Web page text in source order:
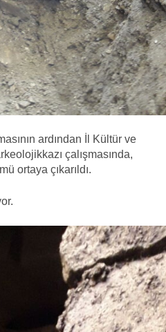
ardından İl Kültür ve
çalışmasında,
ortaya çıkarıldı.